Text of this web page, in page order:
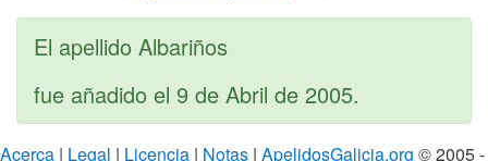
El apellido Albariños
fue añadido el 9 de Abril de 2005.
Acerca | Legal | Licencia | Notas | ApelidosGalicia.org © 2005 -